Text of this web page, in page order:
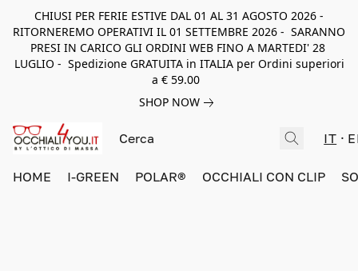
CHIUSI PER FERIE ESTIVE DAL 01 AL 31 AGOSTO 2026 -
RITORNEREMO OPERATIVI IL 01 SETTEMBRE 2026 - SARANNO
PRESI IN CARICO GLI ORDINI WEB FINO A MARTEDI' 28
LUGLIO - Spedizione GRATUITA in ITALIA per Ordini superiori
a € 59.00
SHOP NOW
IT
HOME I-GREEN POLAR® OCCHIALI CON CLIP